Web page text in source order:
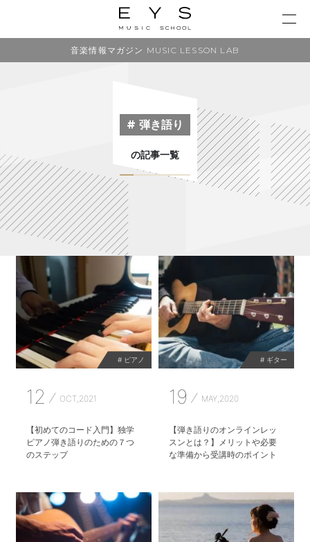
音楽情報マガジン MUSIC LESSON LAB
# 弾き語り
の記事一覧
# ピアノ
12 OCT,2021
【初めてのコード入門】独学
ピアノ弾き語りのための７つ
のステップ
# ギター
19 MAY,2020
【弾き語りのオンラインレッ
スンとは？】メリットや必要
な準備から受講時のポイント